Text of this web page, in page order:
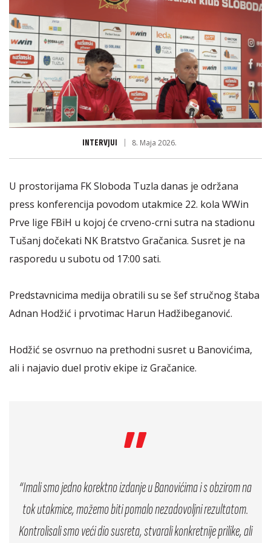
INTERVJUI 8. Maja 2026.
U prostorijama FK Sloboda Tuzla danas je održana
press konferencija povodom utakmice 22. kola WWin
Prve lige FBiH u kojoj će crveno-crni sutra na stadionu
Tušanj dočekati NK Bratstvo Gračanica. Susret je na
rasporedu u subotu od 17:00 sati.
Predstavnicima medija obratili su se šef stručnog štaba
Adnan Hodžić i prvotimac Harun Hadžibeganović.
Hodžić se osvrnuo na prethodni susret u Banovićima,
ali i najavio duel protiv ekipe iz Gračanice.
“Imali smo jedno korektno izdanje u Banovićima i s obzirom na
tok utakmice, možemo biti pomalo nezadovoljni rezultatom.
Kontrolisali smo veći dio susreta, stvarali konkretnije prilike, ali